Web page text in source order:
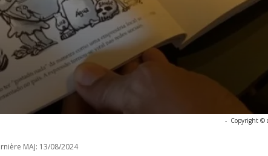
- Copyright ©
MAJ: 13/08/2024